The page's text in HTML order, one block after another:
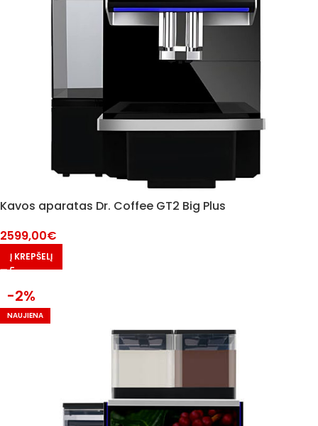
Kavos aparatas Dr. Coffee GT2 Big Plus
2599,00€
Į KREPŠELĮ
-2%
NAUJIENA